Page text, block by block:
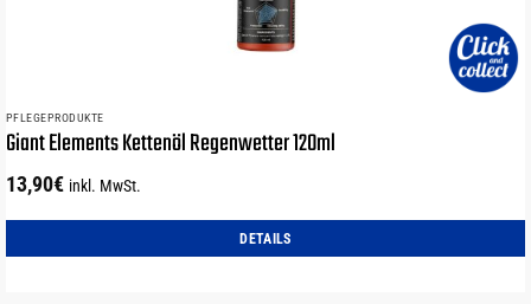
PFLEGEPRODUKTE
Giant Elements Kettenöl Regenwetter 120ml
13,90€ inkl. MwSt.
DETAILS